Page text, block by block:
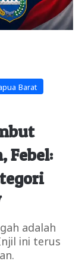
Barat
Febel:
adalah
ini terus